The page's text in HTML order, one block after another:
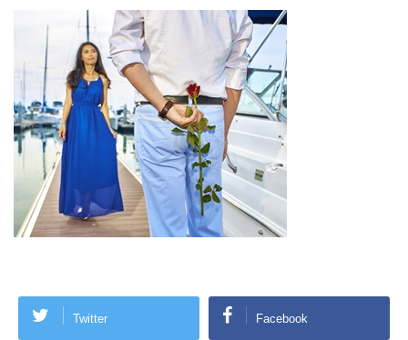
Twitter Facebook